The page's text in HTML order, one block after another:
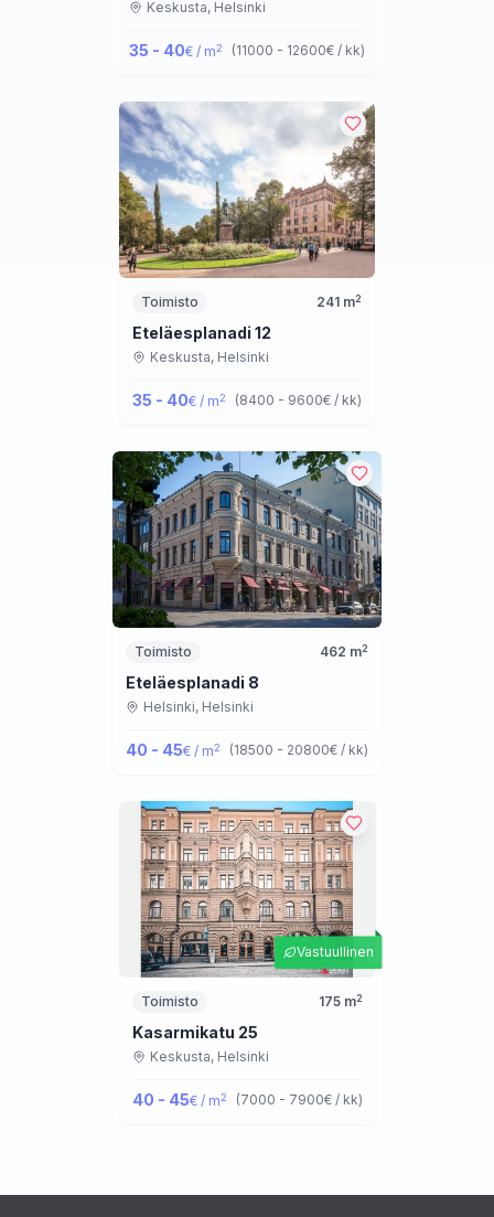
Keskusta, Helsinki
35 - 40€ / m2 (11000 - 12600€ / kk)
Toimisto 241 m2
Eteläesplanadi 12
Keskusta, Helsinki
35 - 40€ / m2 (8400 - 9600€ / kk)
Toimisto 462 m2
Eteläesplanadi 8
Helsinki, Helsinki
40 - 45€ / m2 (18500 - 20800€ / kk)
Vastuullinen
Toimisto 175m2
Kasarmikatu 25
Keskusta, Helsinki
40 - 45€ / m2 (7000 - 7900€ / kk)